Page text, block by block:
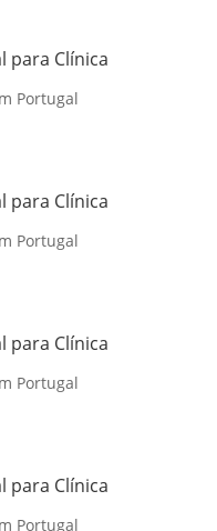
para Clínica
Portugal
para Clínica
Portugal
para Clínica
Portugal
para Clínica
Portugal